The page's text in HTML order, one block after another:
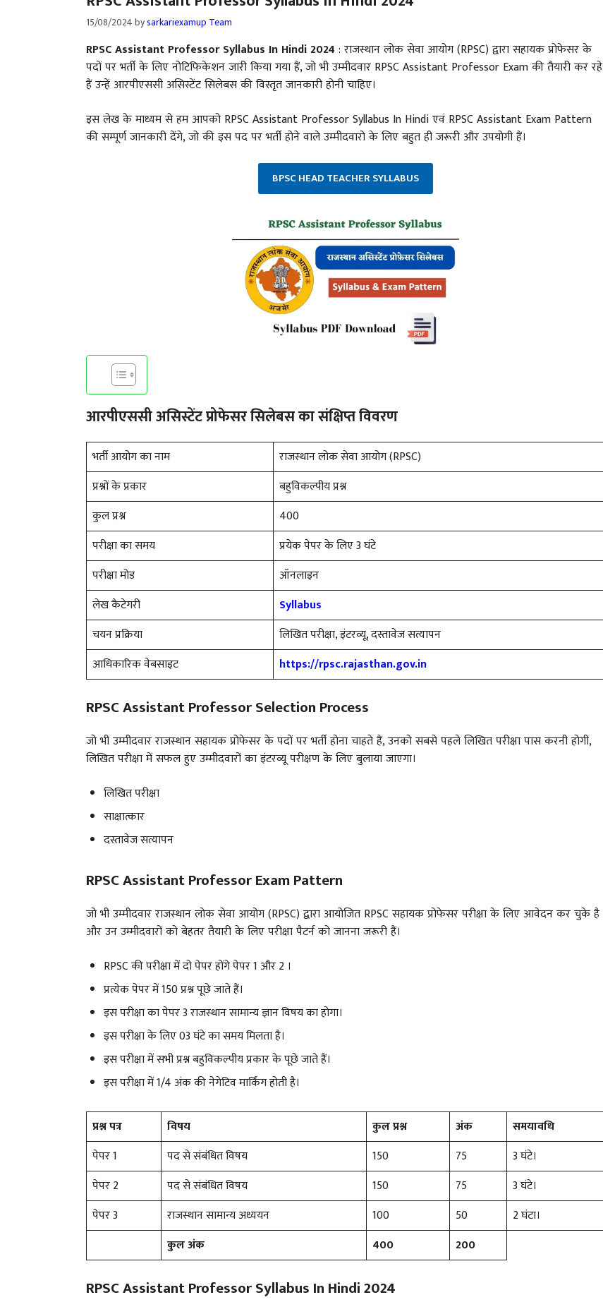
15/08/2024bysarkariexamup Team
RPSC Assistant Professor Syllabus In Hindi 2024 : राजस्थान लोक सेवा आयोग (RPSC) द्वारा सहायक प्रोफेसर के
पदों पर भर्ती के लिए नोटिफिकेशन जारी किया गया हैं, जो भी उम्मीदवार RPSC Assistant Professor Exam की तैयारी कर रहे
हैं उन्हें आरपीएससी असिस्टेंट सिलेबस की विस्तृत जानकारी होनी चाहिए।
इस लेख के माध्यम से हम आपको RPSC Assistant Professor Syllabus In Hindi एवं RPSC Assistant Exam Pattern
की सम्पूर्ण जानकारी देंगे, जो की इस पद पर भर्ती होने वाले उम्मीदवारो के लिए बहुत ही जरूरी और उपयोगी हैं।
BPSC HEAD TEACHER SYLLABUS
आरपीएससी असिस्टेंट प्रोफेसर सिलेबस का संक्षिप्त विवरण
भर्ती आयोग का नाम
राजस्थान लोक सेवा आयोग (RPSC)
प्रश्नों के प्रकार
बहुविकल्पीय प्रश्न
कुल प्रश्न
400
परीक्षा का समय
प्रयेक पेपर के लिए 3 घंटे
परीक्षा मोड
ऑनलाइन
लेख कैटेगरी
Syllabus
चयन प्रक्रिया
लिखित परीक्षा, इंटरव्यू, दस्तावेज सत्यापन
आधिकारिक वेबसाइट
https://rpsc.rajasthan.gov.in
RPSC Assistant Professor Selection Process
जो भी उम्मीदवार राजस्थान सहायक प्रोफेसर केपदों पर भर्ती होना चाहते हैं, उनको सबसे पहले लिखित परीक्षा पास करनी होगी,
लिखित परीक्षा में सफल हुए उम्मीदवारों का इंटरव्यू परीक्षण के लिए बुलाया जाएगा।
लिखित परीक्षा
साक्षात्कार
दस्तावेज सत्यापन
RPSC Assistant Professor Exam Pattern
जो भी उम्मीदवार राजस्थान लोक सेवा आयोग (RPSC) द्वारा आयोजित RPSC सहायक प्रोफेसर परीक्षा के लिए आवेदन कर चुके है
और उन उम्मीदवारों को बेहतर तैयारी के लिए परीक्षा पैटर्न को जानना जरूरी हैं।
RPSC की परीक्षा में दो पेपर होंगे पेपर 1 और 2 ।
प्रत्येक पेपर में 150 प्रश्न पूछे जाते हैं।
इस परीक्षा का पेपर 3 राजस्थान सामान्य ज्ञान विषय का होगा।
इस परीक्षा के लिए 03 घंटे का समय मिलता है।
इस परीक्षा में सभी प्रश्न बहुविकल्पीय प्रकार के पूछे जाते हैं।
इस परीक्षा में 1/4 अंक की नेगेटिव मार्किंग होती है।
प्रश्न पत्र विषय कुल प्रश्न अंक
समयावधि
पेपर 1
पद से संबंधित विषय 150 75
3 घंटे।
पेपर 2
पद से संबंधित विषय 150 75
3 घंटे।
पेपर 3
राजस्थान सामान्य अध्ययन 100 50
2 घंटा।
कुल अंक
400 200
RPSC Assistant Professor Syllabus In Hindi 2024